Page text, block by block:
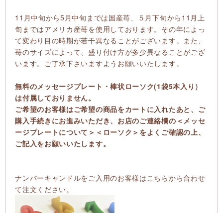
11月中旬から5月中旬までは国産苺、５月下旬から11月上
旬まではアメリカ産苺を使用しております。その年によっ
て変わり目の時期が若干異なることがございます。また、
苺のサイズによって、盛り付け方が多少異なることがござ
います。ご了承下さいますようお願いいたします。
無料のメッセージプレート・棒状ローソク(1袋5本入り）
は付属しておりません。
ご希望のお客様はご希望の商品をカートに入れたあと、ご
購入手続きにお進みいただき、お店のご連絡欄の＜メッセ
ージプレートについて＞＜ローソク＞をよくご確認の上、
ご記入をお願いいたします。
ナンバーキャンドルをご入用のお客様はこちらから合わせ
て注文ください。